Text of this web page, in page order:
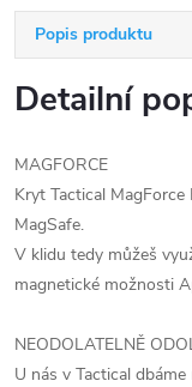
Popis produktu
Detailní
MAGFORCE
Kryt Tactical
MagSafe.
V klidu tedy můžeš
magnetické možnosti
NEODOLATELNĚ
U nás v Tactical